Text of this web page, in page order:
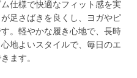
仕様で快適なフィット感を実
足さばきを良くし、ヨガやピ
。軽やかな履き心地で、長時
地よいスタイルで、毎日のエ
ます。